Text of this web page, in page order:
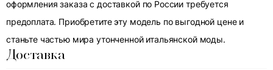
оформления заказа с доставкой по России требуется
предоплата. Приобретите эту модель по выгодной цене и
станьте частью мира утонченной итальянской моды.
Доставка